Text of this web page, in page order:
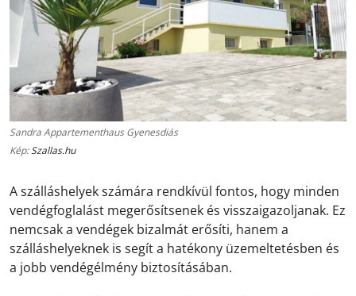
Sandra Appartementhaus Gyenesdiás
Kép:Szallas.hu
A szálláshelyek számára rendkívül fontos, hogy minden
vendégfoglalást megerősítsenek és visszaigazoljanak. Ez
nemcsak a vendégek bizalmát erősíti, hanem a
szálláshelyeknek is segít a hatékony üzemeltetésben és
a jobb vendégélmény biztosításában.